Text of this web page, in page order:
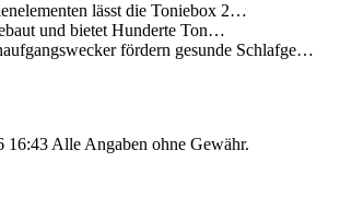
lässt die Toniebox 2…
und bietet Hunderte Ton…
fördern gesunde Schlafge…
16:43 Alle Angaben ohne Gewähr.